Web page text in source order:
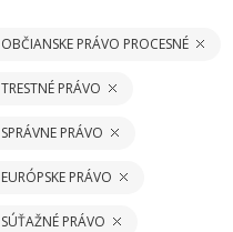
OBČIANSKE PRÁVO PROCESNÉ
TRESTNÉ PRÁVO
SPRÁVNE PRÁVO
EURÓPSKE PRÁVO
SÚŤAŽNÉ PRÁVO